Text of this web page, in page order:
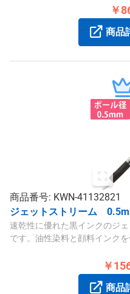
￥
商品
商品番号: KWN-41132821
ジェットストリーム
速乾性に優れた黒インクのジ
です。油性染料と顔料インク
ラバーグリップで握りやすく
￥
商品